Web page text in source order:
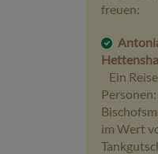
freuen:
Ein
im Wert